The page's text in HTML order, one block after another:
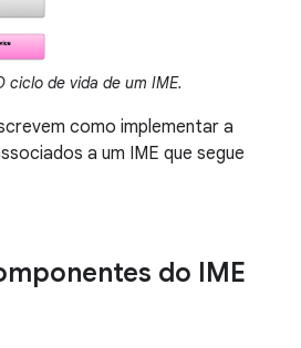
ciclo de vida de um IME.
como implementar a
a um IME que segue
do IME